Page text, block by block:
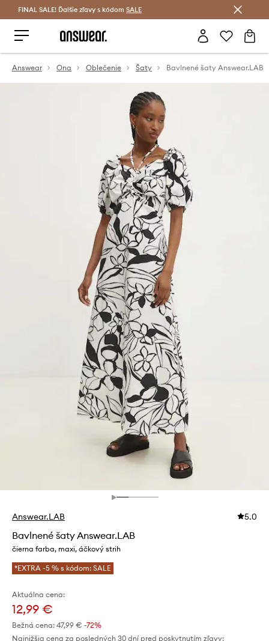
Šetrite s Answear Club >
FINAL SALE! Ďalšie zľavy s kódom SALE
Answear Ona Oblečenie Šaty Bavlnené šaty Answear.LAB
Answear.LAB 5.0
Bavlnené šaty Answear.LAB
čierna farba, maxi, áčkový strih
*EXTRA -5 % s kódom: SALE
Aktuálna cena:
12,99 €
Bežná cena: 47,99 € -72%
Najnižšia cena za posledných 30 dní pred poskytnutím zľavy: